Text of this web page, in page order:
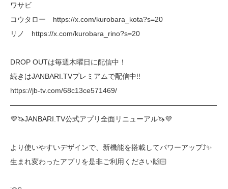
ワサビ
コウタロー https://x.com/kurobara_kota?s=20
リノ https://x.com/kurobara_rino?s=20
DROP OUTは毎週木曜日に配信中！
続きはJANBARI.TVプレミアムで配信中!!
https://jb-tv.com/68c13ce571469/
―――――――――――――――――――――――――――――
💜🦄JANBARI.TV公式アプリ全面リニューアル🦄💜
より使いやすいデザインで、新機能を搭載してパワーアップ⤴︎✨
生まれ変わったアプリを是非ご利用ください🙌🏻